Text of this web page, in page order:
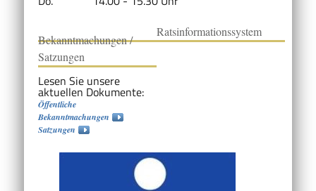
Bekanntmachungen /
Satzungen
Lesen Sie unsere
aktuellen Dokumente:
Öffentliche
Bekanntmachungen
Satzungen
Ratsinformationssystem